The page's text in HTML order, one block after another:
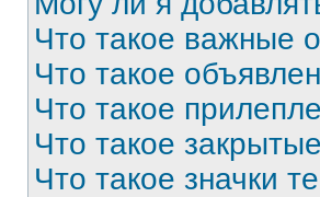
Что такое важные
Что такое
Что такое
Что такое
Что такое значки